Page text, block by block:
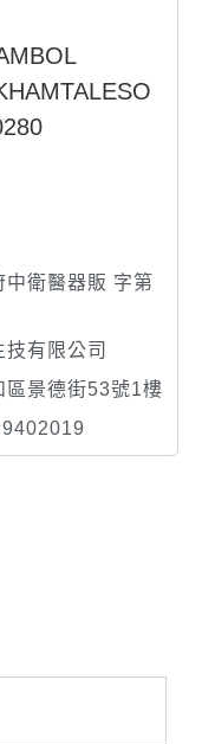
衛醫器販 字第
有限公司
區景德街53號1樓